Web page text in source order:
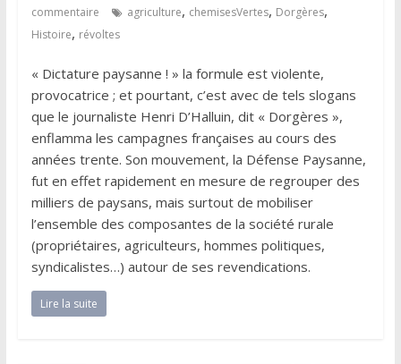
commentaire
agriculture, chemisesVertes, Dorgères,
Histoire, révoltes
« Dictature paysanne ! » la formule est violente,
provocatrice ; et pourtant, c’est avec de tels slogans
que le journaliste Henri D’Halluin, dit « Dorgères »,
enflamma les campagnes françaises au cours des
années trente. Son mouvement, la Défense Paysanne,
fut en effet rapidement en mesure de regrouper des
milliers de paysans, mais surtout de mobiliser
l’ensemble des composantes de la société rurale
(propriétaires, agriculteurs, hommes politiques,
syndicalistes…) autour de ses revendications.
Lire la suite